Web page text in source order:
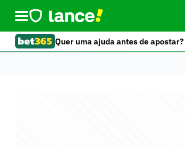
Quer uma ajuda antes de apostar?